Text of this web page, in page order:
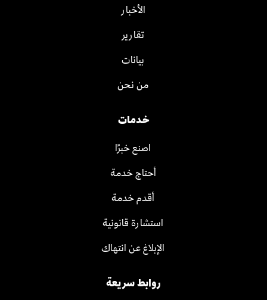
الأخبار
تقارير
بيانات
من نحن
خدمات
اصنع خبرًا
أحتاج خدمة
أقدم خدمة
استشارة قانونية
الإبلاغ عن انتهاك
روابط سريعة